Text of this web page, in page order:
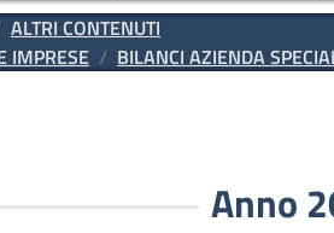
Domicilio
Digitale
Up innovative
ALTRI CONTENUTI
IMPRESE
BILANCI AZIENDA
Anno